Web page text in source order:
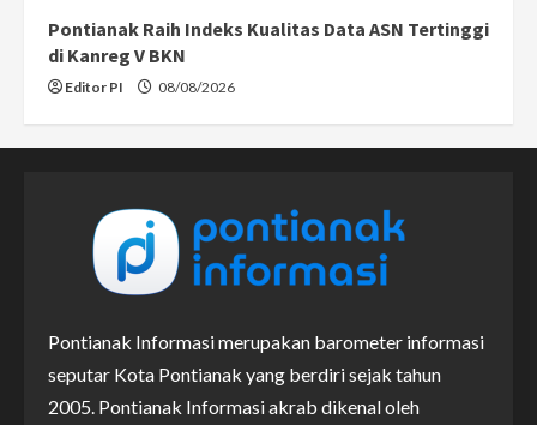
Pontianak Raih Indeks Kualitas Data ASN Tertinggi
di Kanreg V BKN
Editor PI 08/08/2026
Pontianak Informasi merupakan barometer informasi
seputar Kota Pontianak yang berdiri sejak tahun
2005. Pontianak Informasi akrab dikenal oleh